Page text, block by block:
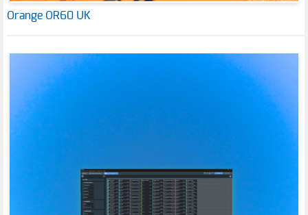
Orange OR60 UK